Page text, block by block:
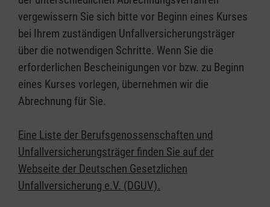
vergewissern Sie sich bitte vor Beginn eines Kurses
bei Ihrem zuständigen Unfallversicherungsträger
über die notwendigen Schritte. Wenn Sie die
erforderlichen Bescheinigungen vor bzw. zu Beginn
eines Kurses vorlegen, übernehmen wir die
Abrechnung für Sie.
Eine Liste der Berufsgenossenschaften und
Unfallversicherungsträger finden Sie auf der
Webseite der Deutschen Gesetzlichen
Unfallversicherung e.V. (DGUV).